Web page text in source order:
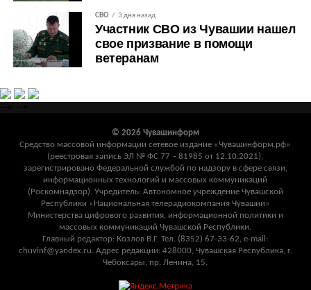
СВО 3 дня назад
Участник СВО из Чувашии нашел
свое призвание в помощи
ветеранам
© 2026 Чувашинформ
Средство массовой информации сетевое издание «Чувашинформ.рф»
(реестровая запись ЭЛ № ФС 77 – 81985 от 12.10.2021),
зарегистрировано Федеральной службой по надзору в сфере связи,
информационных технологий и массовых коммуникаций
(Роскомнадзор). Учредитель: Автономное учреждение Чувашской
Республики «Национальная телерадиокомпания Чувашии»
Министерства цифрового развития, информационной политики и
массовых коммуникаций Чувашской Республики.
Главный редактор: Козлов В.Г. Тел. (8352) 67-33-62, e-mail:
chuvinf@yandex.ru. Адрес редакции: 428000, Чувашская Республика, г.
Чебоксары, пр. Ленина, 15.